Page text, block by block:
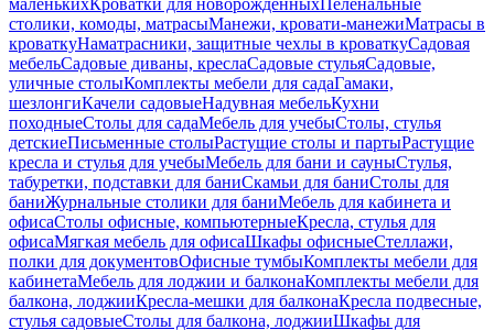
маленькихКроватки для новорожденныхПеленальные
столики, комоды, матрасыМанежи, кровати-манежиМатрасы в
кроваткуНаматрасники, защитные чехлы в кроваткуСадовая
мебельСадовые диваны, креслаСадовые стульяСадовые,
уличные столыКомплекты мебели для садаГамаки,
шезлонгиКачели садовыеНадувная мебельКухни
походныеСтолы для садаМебель для учебыСтолы, стулья
детскиеПисьменные столыРастущие столы и партыРастущие
кресла и стулья для учебыМебель для бани и сауныСтулья,
табуретки, подставки для баниСкамьи для баниСтолы для
баниЖурнальные столики для баниМебель для кабинета и
офисаСтолы офисные, компьютерныеКресла, стулья для
офисаМягкая мебель для офисаШкафы офисныеСтеллажи,
полки для документовОфисные тумбыКомплекты мебели для
кабинетаМебель для лоджии и балконаКомплекты мебели для
балкона, лоджииКресла-мешки для балконаКресла подвесные,
стулья садовыеСтолы для балкона, лоджииШкафы для